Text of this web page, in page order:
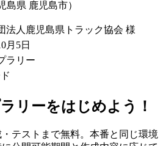
法人鹿児島県トラック協会 様
月5日
ラリー
リーをはじめよう！
テストまで無料。本番と同じ環境